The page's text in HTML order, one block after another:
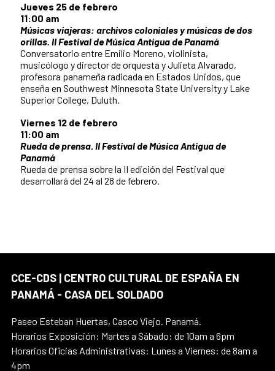
Jueves 25 de febrero
11:00 am
Músicas viajeras: archivos coloniales y músicas de dos
orillas. II Festival de Música Antigua de Panamá
Conversatorio entre Emilio Moreno, violinista,
musicólogo y director de orquesta y Julieta Alvarado,
profesora panameña radicada en Estados Unidos, que
enseña en Southwest Minnesota State University y Lake
Superior College, Duluth.
Viernes 12 de febrero
11:00 am
Rueda de prensa. II Festival de Música Antigua de
Panamá
Rueda de prensa sobre la II edición del Festival que
desarrollará del 24 al 28 de febrero.
CCE-CDS | CENTRO CULTURAL DE ESPAÑA EN
PANAMÁ - CASA DEL SOLDADO
Paseo Esteban Huertas, Casco Viejo. Panamá.
Horarios Exposición: Martes a Sábado: de 10am a 6pm
Horarios Oficias Administrativas: Lunes a Viernes: de 8am a
4pm